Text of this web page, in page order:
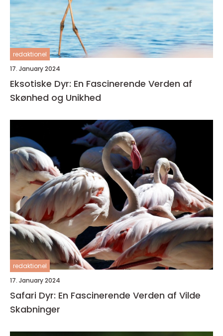
redaktionel
17. January 2024
Eksotiske Dyr: En Fascinerende Verden af
Skønhed og Unikhed
redaktionel
17. January 2024
Safari Dyr: En Fascinerende Verden af Vilde
Skabninger